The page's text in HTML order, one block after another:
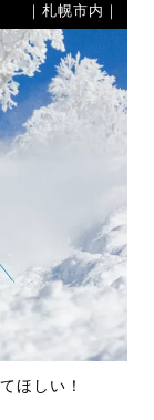
｜札幌市内｜
ほしい！